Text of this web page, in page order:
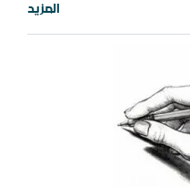
معالم دين الأمة الموروث عن
المزيد